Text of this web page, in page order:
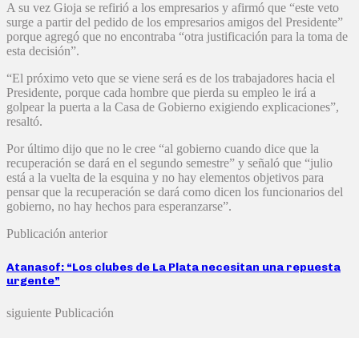
A su vez Gioja se refirió a los empresarios y afirmó que “este veto
surge a partir del pedido de los empresarios amigos del Presidente”
porque agregó que no encontraba “otra justificación para la toma de
esta decisión”.
“El próximo veto que se viene será es de los trabajadores hacia el
Presidente, porque cada hombre que pierda su empleo le irá a
golpear la puerta a la Casa de Gobierno exigiendo explicaciones”,
resaltó.
Por último dijo que no le cree “al gobierno cuando dice que la
recuperación se dará en el segundo semestre” y señaló que “julio
está a la vuelta de la esquina y no hay elementos objetivos para
pensar que la recuperación se dará como dicen los funcionarios del
gobierno, no hay hechos para esperanzarse”.
Publicación anterior
Atanasof: “Los clubes de La Plata necesitan una repuesta
urgente”
siguiente Publicación